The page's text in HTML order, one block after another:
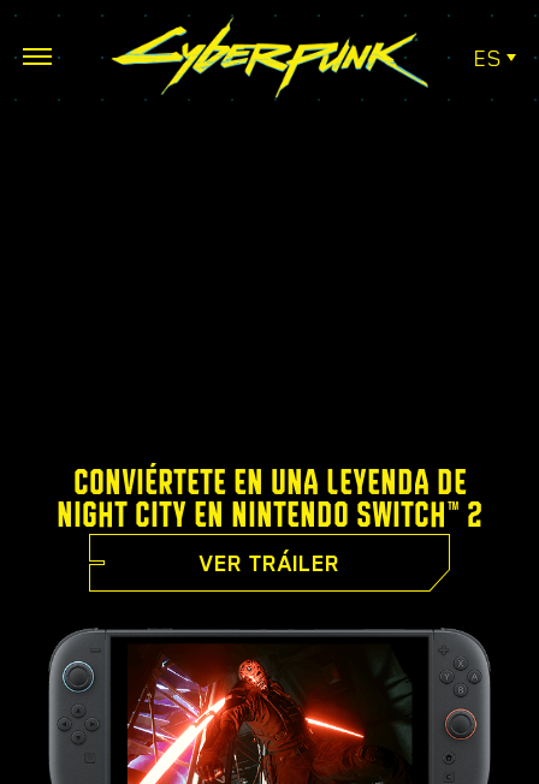
ES
CONVIÉRTETE EN UNA LEYENDA DE
NIGHT CITY EN NINTENDO SWITCH™ 2
VER TRÁILER